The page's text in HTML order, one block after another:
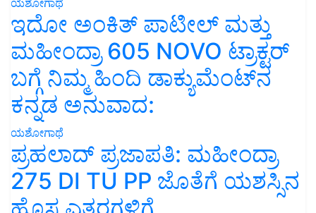
ಇದೋ ಅಂಕಿತ್ ಪಾಟೀಲ್ ಮತ್ತು
ಮಹೀಂದ್ರಾ 605 NOVO ಟ್ರಾಕ್ಟರ್
ಬಗ್ಗೆ ನಿಮ್ಮ ಹಿಂದಿ ಡಾಕ್ಯುಮೆಂಟ್‌ನ
ಕನ್ನಡ ಅನುವಾದ:
ಯಶೋಗಾಥೆ
ಪ್ರಹಲಾದ್ ಪ್ರಜಾಪತಿ: ಮಹೀಂದ್ರಾ
275 DI TU PP ಜೊತೆಗೆ ಯಶಸ್ಸಿನ
ಹೊಸ ಎತ್ತರಗಳಿಗೆ